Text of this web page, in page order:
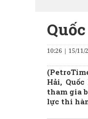
10:26 | 15/11/
Hải,
tham gia
lực thi